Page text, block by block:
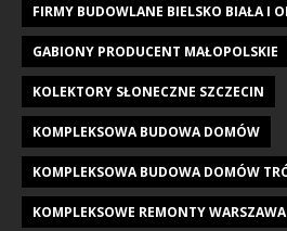
FIRMY BUDOWLANE BIELSKO BIAŁA I
GABIONY PRODUCENT MAŁOPOLSKIE
KOLEKTORY SŁONECZNE SZCZECIN
KOMPLEKSOWA BUDOWA DOMÓW
KOMPLEKSOWA BUDOWA DOMÓW
KOMPLEKSOWE REMONTY WARSZAWA